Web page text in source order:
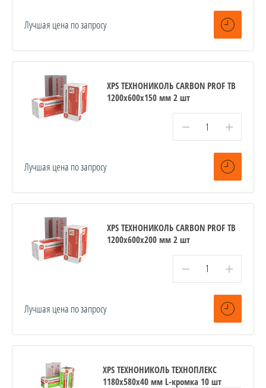
Лучшая цена по запросу
XPS ТЕХНОНИКОЛЬ CARBON PROF TB
1200х600х150 мм 2 шт
− +
Лучшая цена по запросу
XPS ТЕХНОНИКОЛЬ CARBON PROF TB
1200х600х200 мм 2 шт
− +
Лучшая цена по запросу
XPS ТЕХНОНИКОЛЬ ТЕХНОПЛЕКС
1180х580х40 мм L-кромка 10 шт